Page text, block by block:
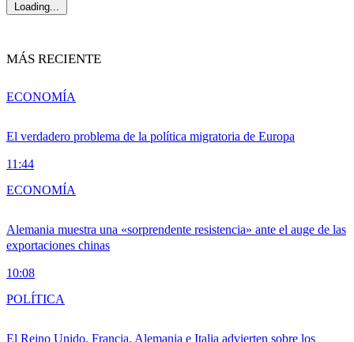
Loading...
MÁS RECIENTE
El verdadero problema de la política migratoria de Europa
11:44
ECONOMÍA
Alemania muestra una «sorprendente resistencia» ante el auge de las
exportaciones chinas
10:08
ECONOMÍA
El Reino Unido, Francia, Alemania e Italia advierten sobre los
POLÍTICA